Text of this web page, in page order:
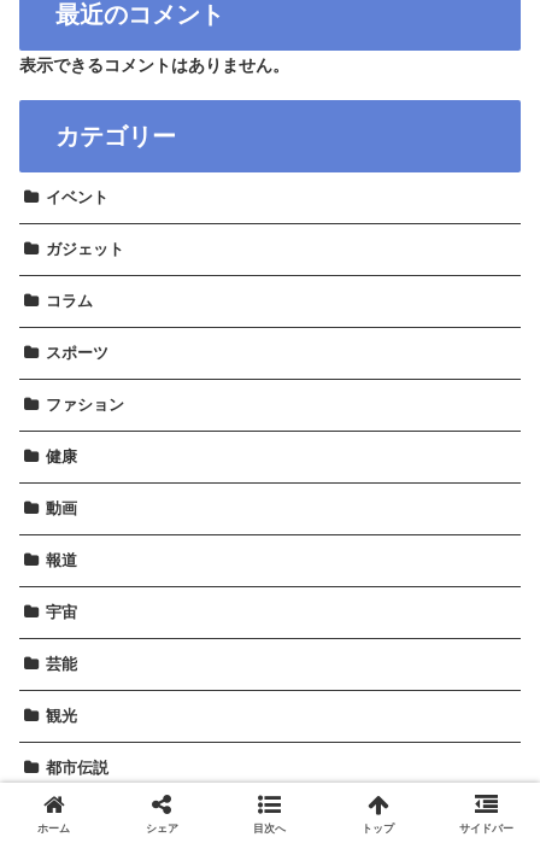
最近のコメント
表示できるコメントはありません。
カテゴリー
イベント
ガジェット
コラム
スポーツ
ファション
健康
動画
報道
宇宙
芸能
観光
都市伝説
ホーム シェア 目次へ トップ サイドバー